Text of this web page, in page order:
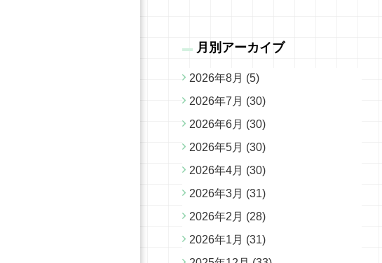
月別アーカイブ
2026年8月 (5)
2026年7月 (30)
2026年6月 (30)
2026年5月 (30)
2026年4月 (30)
2026年3月 (31)
2026年2月 (28)
2026年1月 (31)